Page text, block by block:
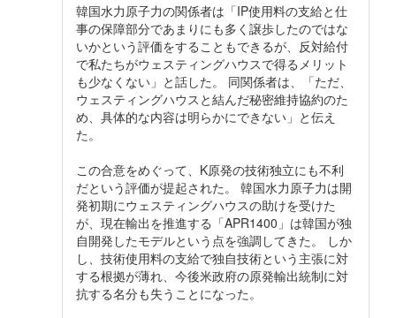
韓国水力原子力の関係者は「IP使用料の支給と仕
事の保障部分であまりにも多く譲歩したのではな
いかという評価をすることもできるが、反対給付
で私たちがウェスティングハウスで得るメリット
も少なくない」と話した。 同関係者は、「ただ、
ウェスティングハウスと結んだ秘密維持協約のた
め、具体的な内容は明らかにできない」と伝え
た。
この合意をめぐって、K原発の技術独立にも不利
だという評価が提起された。 韓国水力原子力は開
発初期にウェスティングハウスの助けを受けた
が、現在輸出を推進する「APR1400」は韓国が独
自開発したモデルという点を強調してきた。 しか
し、技術使用料の支給で独自技術という主張に対
する根拠が薄れ、今後米政府の原発輸出統制に対
抗する名分も失うことになった。